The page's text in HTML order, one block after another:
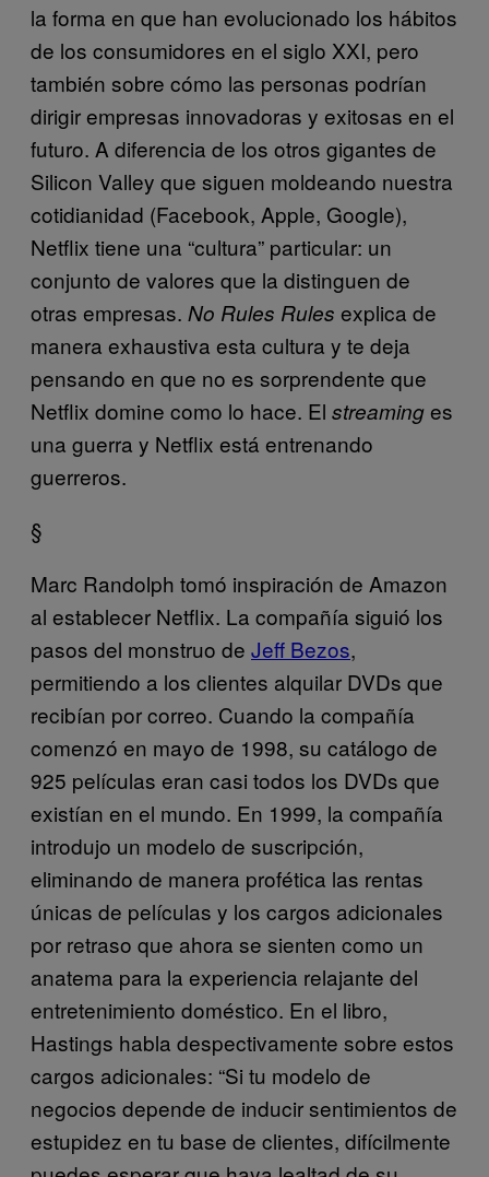
la forma en que han evolucionado los hábitos
de los consumidores en el siglo XXI, pero
también sobre cómo las personas podrían
dirigir empresas innovadoras y exitosas en el
futuro. A diferencia de los otros gigantes de
Silicon Valley que siguen moldeando nuestra
cotidianidad (Facebook, Apple, Google),
Netflix tiene una “cultura” particular: un
conjunto de valores que la distinguen de
otras empresas. No Rules Rules explica de
manera exhaustiva esta cultura y te deja
pensando en que no es sorprendente que
Netflix domine como lo hace. El streaminges
una guerra y Netflix está entrenando
guerreros.
§
Marc Randolph tomó inspiración de Amazon
al establecer Netflix. La compañía siguió los
pasos del monstruo de Jeff Bezos,
permitiendo a los clientes alquilar DVDs que
recibían por correo. Cuando la compañía
comenzó en mayo de 1998, su catálogo de
925 películas eran casi todos los DVDs que
existían en el mundo. En 1999, la compañía
introdujo un modelo de suscripción,
eliminando de manera profética las rentas
únicas de películas y los cargos adicionales
por retraso que ahora se sienten como un
anatema para la experiencia relajante del
entretenimiento doméstico. En el libro,
Hastings habla despectivamente sobre estos
cargos adicionales: “Si tu modelo de
negocios depende de inducir sentimientos de
estupidez en tu base de clientes, difícilmente